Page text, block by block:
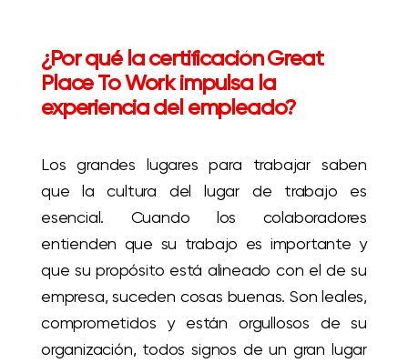
¿Por qué la certificación Great
Place To Work impulsa la
experiencia del empleado?
Los grandes lugares para trabajar saben
que la cultura del lugar de trabajo es
esencial. Cuando los colaboradores
entienden que su trabajo es importante y
que su propósito está alineado con el de su
empresa, suceden cosas buenas. Son leales,
comprometidos y están orgullosos de su
organización, todos signos de un gran lugar